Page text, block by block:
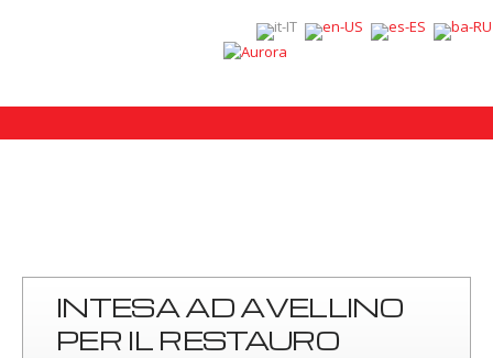
INTESA AD AVELLINO
PER IL RESTAURO